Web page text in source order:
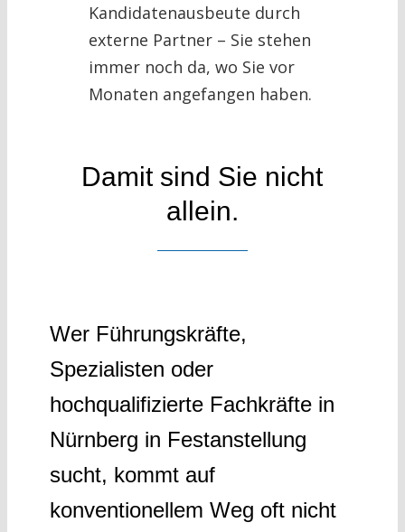
Kandidatenausbeute durch
externe Partner – Sie stehen
immer noch da, wo Sie vor
Monaten angefangen haben.
Damit sind Sie nicht
allein.
Wer Führungskräfte,
Spezialisten oder
hochqualifizierte Fachkräfte in
Nürnberg in Festanstellung
sucht, kommt auf
konventionellem Weg oft nicht